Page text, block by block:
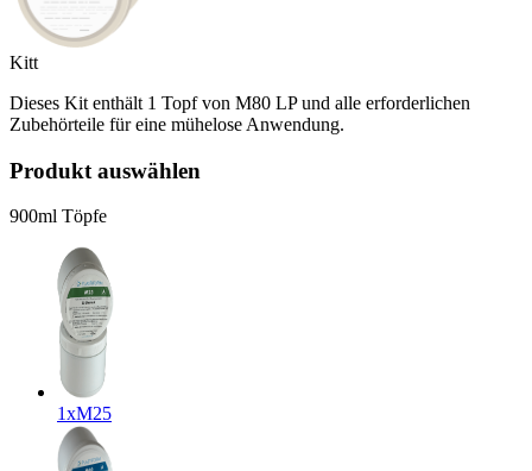
Kitt
Dieses Kit enthält 1 Topf von M80 LP und alle erforderlichen
Zubehörteile für eine mühelose Anwendung.
Produkt auswählen
900ml Töpfe
1xM25